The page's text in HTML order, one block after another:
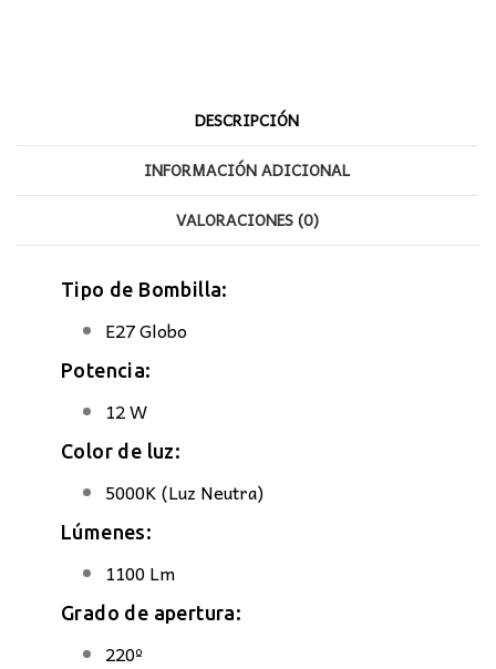
DESCRIPCIÓN
INFORMACIÓN ADICIONAL
VALORACIONES (0)
Tipo de Bombilla:
E27 Globo
Potencia:
12 W
Color de luz:
5000K (Luz Neutra)
Lúmenes:
1100 Lm
Grado de apertura:
220º